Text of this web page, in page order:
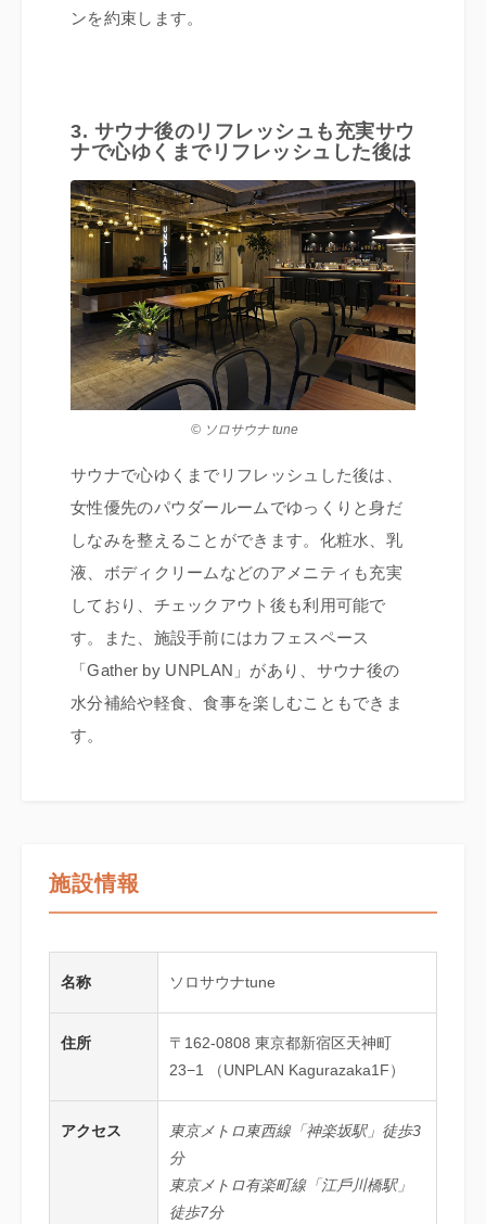
ンを約束します。
3. サウナ後のリフレッシュも充実サウ
ナで心ゆくまでリフレッシュした後は
サウナで心ゆくまでリフレッシュした後は、
女性優先のパウダールームでゆっくりと身だ
しなみを整えることができます。化粧水、乳
液、ボディクリームなどのアメニティも充実
しており、チェックアウト後も利用可能で
す。また、施設手前にはカフェスペース
「Gather by UNPLAN」があり、サウナ後の
水分補給や軽食、食事を楽しむこともできま
す。
© ソロサウナ tune
施設情報
名称 ソロサウナtune
住所
〒162-0808 東京都新宿区天神町
23−1 （UNPLAN Kagurazaka1F）
アクセス
東京メトロ東⻄線「神楽坂駅」徒歩3
分
東京メトロ有楽町線「江⼾川橋駅」
徒歩7分